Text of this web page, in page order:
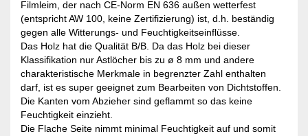
Filmleim, der nach CE-Norm EN 636 außen wetterfest
(entspricht AW 100, keine Zertifizierung) ist, d.h. beständig
gegen alle Witterungs- und Feuchtigkeitseinflüsse.
Das Holz hat die Qualität B/B. Da das Holz bei dieser
Klassifikation nur Astlöcher bis zu ø 8 mm und andere
charakteristische Merkmale in begrenzter Zahl enthalten
darf, ist es super geeignet zum Bearbeiten von Dichtstoffen.
Die Kanten vom Abzieher sind geflammt so das keine
Feuchtigkeit einzieht.
Die Flache Seite nimmt minimal Feuchtigkeit auf und somit